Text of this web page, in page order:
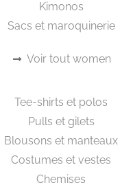
Etude personnalisée
Nous rencontrer
Livraison et Retours
CGV
Politique de Confidentialité
Mon Compte